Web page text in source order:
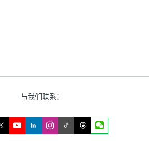
与我们联系：